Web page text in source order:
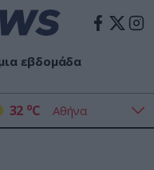
εβδομάδα
32 oC